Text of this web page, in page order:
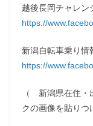
越後長岡チャレ
https://
新潟自転車乗り
https://
（ 新潟県在住
クの画像を貼りつ